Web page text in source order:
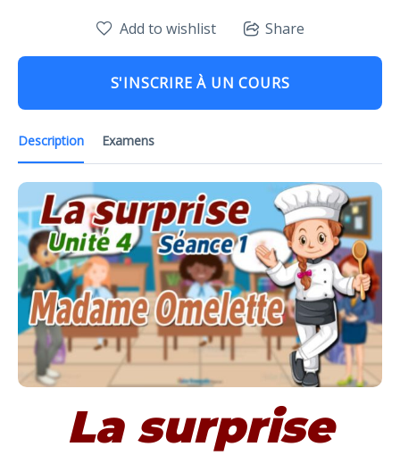
Description Examens
La surprise
Add to wishlist Share
S'INSCRIRE À UN COURS